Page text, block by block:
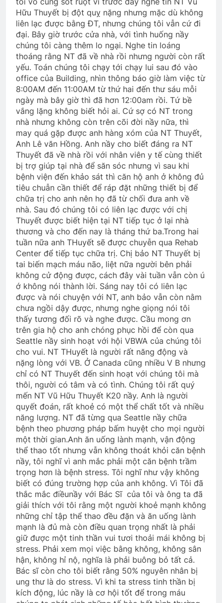
CSVSQ Nguyễn Văn Hải K20
2 Years Ago
CTBCTY Tập IV chương 38
3 Years Ago
Bản thảo TVBQGVN theo dòng lịch sử
6 Months Ago
NƠI TÂM TRÍ KHÔNG CÓ NỖI SỢ
(Rabindranath Tagore)
3 Years Ago
CTBCTY Tập II chương 16
3 Years Ago
TIÊN SA LẠC TRẦN
3 Years Ago
MUA GÁI (Bạch Cư Dị)
3 Years Ago
Thông báo quà lưu niệm
2 Years Ago
CTBCTY Tập II chương 21
3 Years Ago
Vọng Gác Đêm Sương 2
2 Years Ago
NGẢ ĐƯỜNG KHÔNG CHỌN (Robert
Frost)
3 Years Ago
Khóa 23 Đại Hội 50 năm 1966-2016
2 Years Ago
Hữu Thuyết bị đột quỵ nặng nhưng mặc dù không
liên lạc được bằng ĐT, nhưng chúng tôi vẫn cứ đi
đại. Bây giờ trước cửa nhà, với tình huống nầy
chúng tôi càng thêm lo ngại. Nghe tin loáng
thoáng rằng NT đã về nhà rồi nhưng người còn rất
yếu. Toán chúng tôi chạy tới chạy lui sau đó vào
office của Building, nhìn thông báo giờ làm việc từ
8:00AM đến 11:00AM từ thứ hai đến thư sáu mỗi
ngày mà bây giờ thì đã hơn 12:00am rồi. Tứ bề
vắng lặng không biết hỏi ai. Cứ sợ có NT trong
nhà nhưng không còn trên cõi đời nầy nữa, thì
may quá gặp được anh hàng xóm của NT Thuyết,
Anh Lê văn Hồng. Anh nầy cho biết đáng ra NT
Thuyết đã về nhà rồi với nhân viên y tế cùng thiết
bị trợ giúp tại nhà để săn sóc nhưng vì sau khi
bệnh viện đến khảo sát thì căn hộ anh ở không đủ
tiêu chuẫn cần thiết để ráp đặt những thiết bị để
chữa trị cho anh nên họ đã từ chối đưa anh về
nhà. Sau đó chúng tôi có liên lạc được với chị
Thuyết được biết hiện tại NT tiếp tục ở lại nhà
thương và cho đến nay là tháng thứ ba.Trong hai
tuần nữa anh THuyết sẽ được chuyễn qua Rehab
Center để tiếp tục chữa trị. Chị bảo NT Thuyết bị
tai biến mạch máu não, liệt nữa người bên phải
không cử động được, cách đây vài tuần vẫn còn ú
ớ không nói thành lời. Sáng nay tôi có liên lạc
được và nói chuyện với NT, anh bảo vẫn còn nằm
chưa ngồi dậy được, nhưng nghe giọng nói tôi
thấy tương đối rõ và nghe được. Cầu mong ơn
trên gia hộ cho anh chóng phục hồi để còn qua
Seattle nầy sinh hoạt với hội VBWA của chúng tôi
cho vui. NT THuyết là người rất năng động và
nặng lòng với VB. Ở Canada cũng nhiều V B nhưng
chỉ có NT Thuyết đến sinh hoạt với chúng tôi mà
thôi, người có tâm và có tình. Chúng tôi rất quý
mến NT Vũ Hữu Thuyết K20 nầy. Anh là người
quyết đoán, rất khoẻ có một thể chất tốt và nhiều
năng lượng. NT đã từng qua Seattle nầy chữa
bệnh theo phương pháp bấm huyệt cho mọi người
một thời gian.Anh ăn uống lành mạnh, vận động
thể thao tốt nhưng vẫn không thoát khỏi căn bệnh
nầy, tôi nghĩ vì anh mắc phải một căn bệnh trầm
trọng hơn là bệnh stress. Tôi nghĩ như vậy không
biết có đúng trường hợp của anh không. Vì Tôi đã
thắc mắc điềunầy với Bác Sĩ của tôi và ông ta đã
giải thích với tôi rằng một người khoẻ mạnh không
những chỉ tập thể thao đều đặn và ăn uống lành
mạnh là đủ mà còn điều quan trọng nhất là phải
giữ được một tinh thần vui tươi thoải mái không bị
stress. Phải xem mọi việc bằng không, không sân
hận, không hỉ nộ, nghĩa là phải buông bỏ tất cả.
Bác sĩ còn cho tôi biết rằng 50% nguyên nhân bị
ung thư là do stress. Vì khi ta stress tinh thần bị
kích động, lúc nầy là cơ hội tốt để trong máu